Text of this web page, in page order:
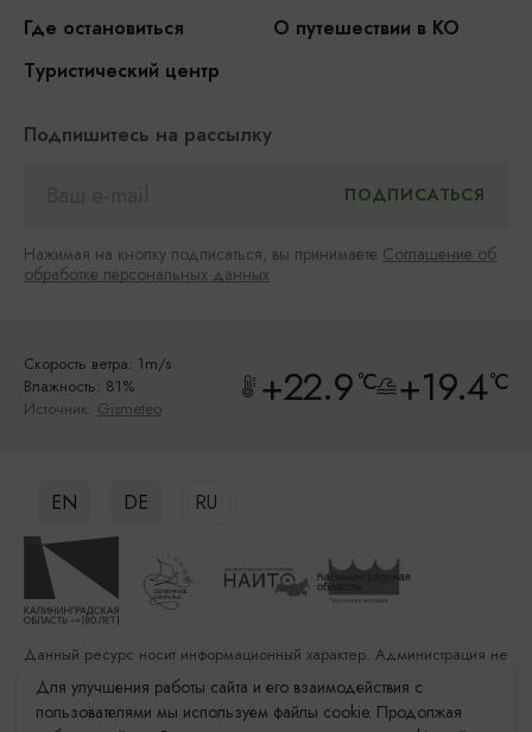
Где остановиться
О путешествии в КО
Туристический центр
Подпишитесь на рассылку
Нажимая на кнопку подписаться, вы принимаете Соглашение об
обработке персональных данных
Скорость ветра: 1m/s
Влажность: 81%
Источник: Gismeteo +22.9°C +19.4°C
EN DE RU
Данный ресурс носит информационный характер. Администрация не
несет ответственности за качество услуг, предоставленных
сторонними организациями
Для улучшения работы сайта и его взаимодействия с
пользователями мы используем файлы cookie. Продолжая